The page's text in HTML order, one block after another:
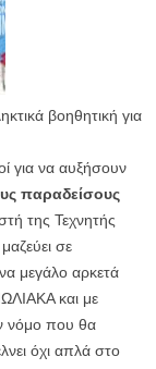
βοηθητική για
για να αυξήσουν
παραδείσους
της Τεχνητής
σε
μεγάλο αρκετά
και με
νόμο που θα
όχι απλά στο